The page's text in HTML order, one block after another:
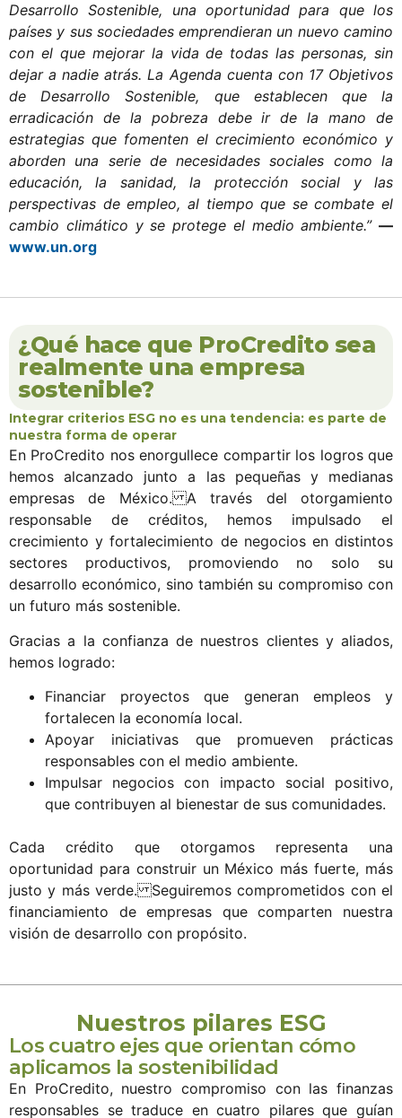
Desarrollo Sostenible, una oportunidad para que los
países y sus sociedades emprendieran un nuevo camino
con el que mejorar la vida de todas las personas, sin
dejar a nadie atrás. La Agenda cuenta con 17 Objetivos
de Desarrollo Sostenible, que establecen que la
erradicación de la pobreza debe ir de la mano de
estrategias que fomenten el crecimiento económico y
aborden una serie de necesidades sociales como la
educación, la sanidad, la protección social y las
perspectivas de empleo, al tiempo que se combate el
cambio climático y se protege el medio ambiente.” —
www.un.org
¿Qué hace que ProCredito sea
realmente una empresa
sostenible?
Integrar criterios ESG no es una tendencia: es parte de
nuestra forma de operar
En ProCredito nos enorgullece compartir los logros que
hemos alcanzado junto a las pequeñas y medianas
empresas de México. A través del otorgamiento
responsable de créditos, hemos impulsado el
crecimiento y fortalecimiento de negocios en distintos
sectores productivos, promoviendo no solo su
desarrollo económico, sino también su compromiso con
un futuro más sostenible.
Gracias a la confianza de nuestros clientes y aliados,
hemos logrado:
Financiar proyectos que generan empleos y
fortalecen la economía local.
Apoyar iniciativas que promueven prácticas
responsables con el medio ambiente.
Impulsar negocios con impacto social positivo,
que contribuyen al bienestar de sus comunidades.
Cada crédito que otorgamos representa una
oportunidad para construir un México más fuerte, más
justo y más verde. Seguiremos comprometidos con el
financiamiento de empresas que comparten nuestra
visión de desarrollo con propósito.
Nuestros pilares ESG
Los cuatro ejes que orientan cómo
aplicamos la sostenibilidad
En ProCredito, nuestro compromiso con las finanzas
responsables se traduce en cuatro pilares que guían